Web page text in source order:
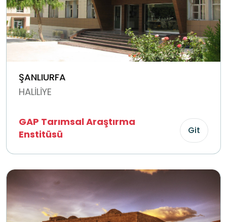
ŞANLIURFA
HALİLİYE
GAP Tarımsal Araştırma
Enstitüsü
Git